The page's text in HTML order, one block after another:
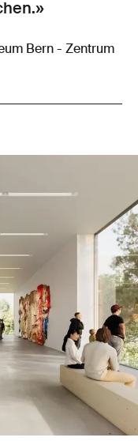
Bern - Zentrum